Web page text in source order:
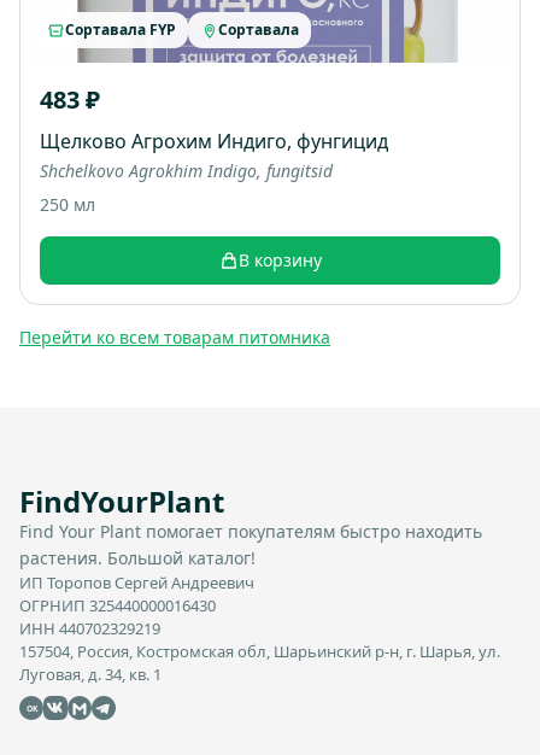
Сортавала FYP Сортавала
483 ₽
Щелково Агрохим Индиго, фунгицид
Shchelkovo Agrokhim Indigo, fungitsid
250 мл
В корзину
Перейти ко всем товарам питомника
FindYourPlant
Find Your Plant помогает покупателям быстро находить
растения. Большой каталог!
ИП Торопов Сергей Андреевич
ОГРНИП 325440000016430
ИНН 440702329219
157504, Россия, Костромская обл, Шарьинский р-н, г. Шарья, ул.
Луговая, д. 34, кв. 1
OK